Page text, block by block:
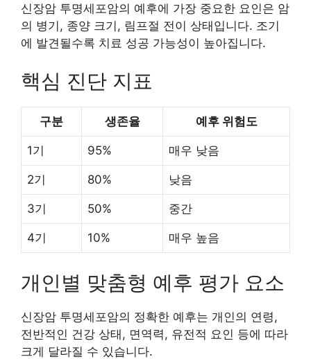
신장암 투명세포암의 예후에 가장 중요한 요인은 암
의 병기, 종양 크기, 림프절 전이 상태입니다. 조기
에 발견될수록 치료 성공 가능성이 높아집니다.
핵심 진단 지표
구분 생존율 예후 위험도
1기 95% 매우 낮음
2기 80% 낮음
3기 50% 중간
4기 10% 매우 높음
개인별 맞춤형 예후 평가 요소
신장암 투명세포암의 정확한 예후는 개인의 연령,
전반적인 건강 상태, 면역력, 유전적 요인 등에 따라
크게 달라질 수 있습니다.